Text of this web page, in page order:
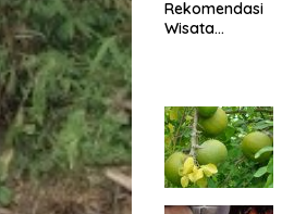
Rekomendasi
Wisata
Healing